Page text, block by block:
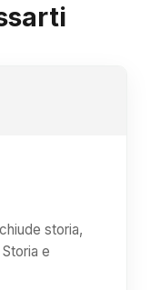
storia,
e